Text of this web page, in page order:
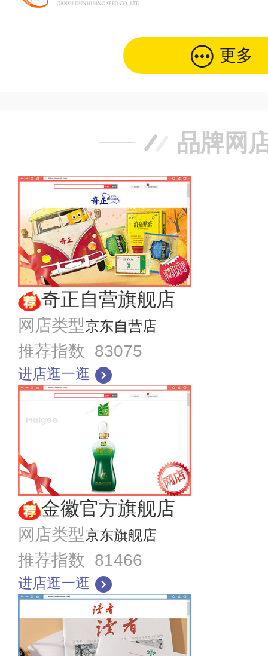
更多
品牌网
奇正自营旗舰店
网店类型京东自营店
推荐指数 83075
进店逛一逛
金徽官方旗舰店
网店类型京东旗舰店
推荐指数 81466
进店逛一逛